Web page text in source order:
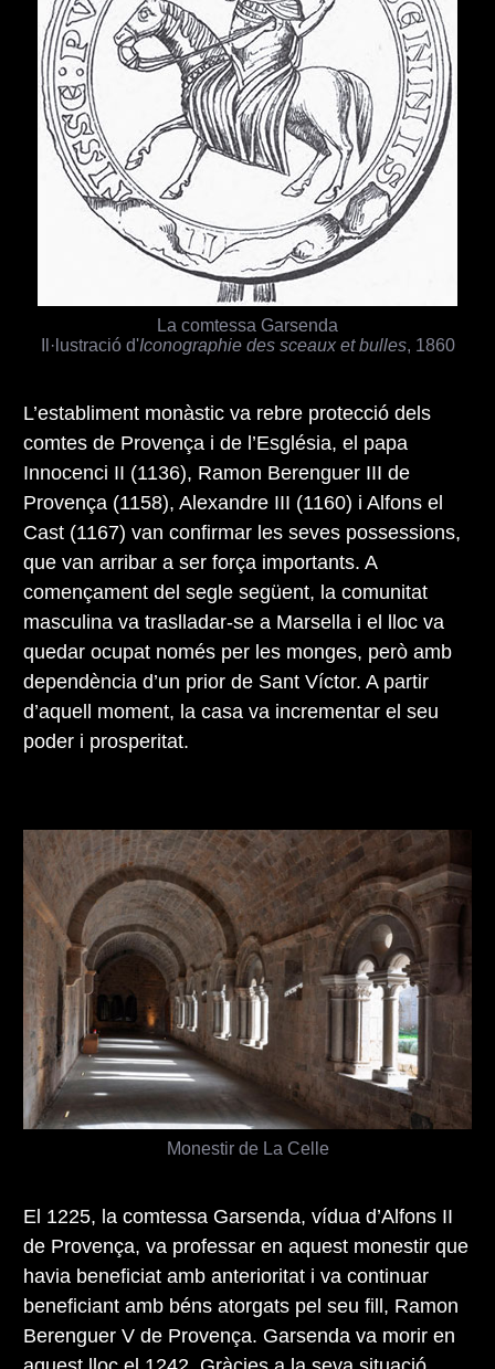
L’establiment monàstic va rebre protecció dels
comtes de Provença i de l’Església, el papa
Innocenci II (1136), Ramon Berenguer III de
Provença (1158), Alexandre III (1160) i Alfons el
Cast (1167) van confirmar les seves possessions,
que van arribar a ser força importants. A
començament del segle següent, la comunitat
masculina va traslladar-se a Marsella i el lloc va
quedar ocupat només per les monges, però amb
dependència d’un prior de Sant Víctor. A partir
d’aquell moment, la casa va incrementar el seu
poder i prosperitat.
La comtessa Garsenda
Il·lustració d'Iconographie des sceaux et bulles, 1860
Monestir de La Celle
El 1225, la comtessa Garsenda, vídua d’Alfons II
de Provença, va professar en aquest monestir que
havia beneficiat amb anterioritat i va continuar
beneficiant amb béns atorgats pel seu fill, Ramon
Berenguer V de Provença. Garsenda va morir en